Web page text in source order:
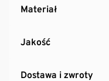
Materiał
Jakość
Dostawa i zwroty